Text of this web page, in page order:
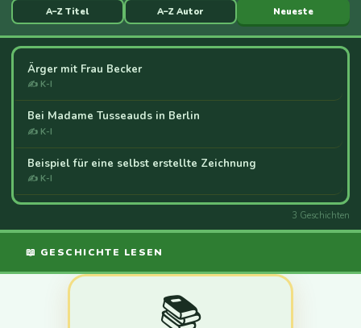
A–Z Titel
A–Z Autor Neueste
Ärger mit Frau Becker
✍ K-I
Bei Madame Tusseauds in Berlin
✍ K-I
Beispiel für eine selbst erstellte Zeichnung
✍ K-I
3 Geschichten
📖 GESCHICHTE LESEN
📚